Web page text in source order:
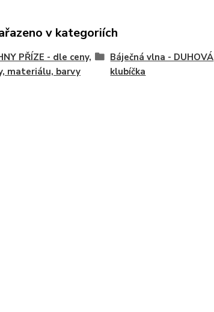
v kategoriích
PŘÍZE - dle ceny,
materiálu, barvy
Báječná vlna - DUHOVÁ
klubíčka